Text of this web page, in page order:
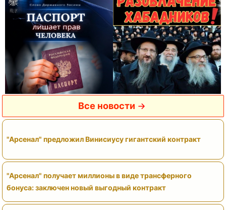
Все новости
"Арсенал" предложил Винисиусу гигантский контракт
"Арсенал" получает миллионы в виде трансферного
бонуса: заключен новый выгодный контракт